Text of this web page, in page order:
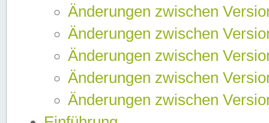
Änderungen zwischen
Änderungen zwischen
Änderungen zwischen
Änderungen zwischen
Änderungen zwischen